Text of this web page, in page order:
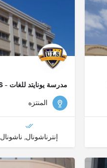
مدرسة يونايتد للغات - United language school - ULS
مصرية
المنتزه
إنترناشونال, ناشونال